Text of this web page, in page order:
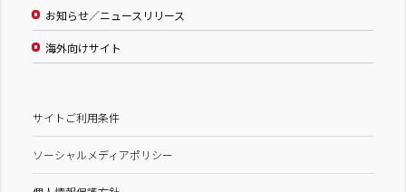
お知らせ／ニュースリリース
海外向けサイト
サイトご利用条件
ソーシャルメディアポリシー